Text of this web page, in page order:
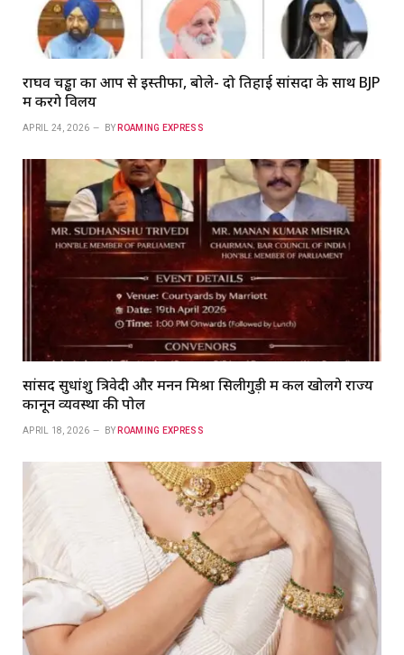
राघव चड्ढा का आप से इस्तीफा, बोले- दो तिहाई सांसदों के साथ BJP
में करेंगे विलय
APRIL 24, 2026 BY ROAMING EXPRESS
सांसद सुधांशु त्रिवेदी और मनन मिश्रा सिलीगुड़ी में कल खोलेंगे राज्य
कानून व्यवस्था की पोल
APRIL 18, 2026 BY ROAMING EXPRESS